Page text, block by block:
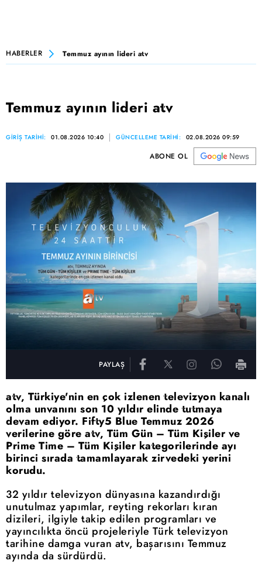
HABERLER Temmuz ayının lideri atv
Temmuz ayının lideri atv
GİRİŞ TARİHİ: 01.08.2026 10:40 GÜNCELLEME TARİHİ: 02.08.2026 09:59
ABONE OL
PAYLAŞ
atv, Türkiye'nin en çok izlenen televizyon kanalı
olma unvanını son 10 yıldır elinde tutmaya
devam ediyor. Fifty5 Blue Temmuz 2026
verilerine göre atv, Tüm Gün – Tüm Kişiler ve
Prime Time – Tüm Kişiler kategorilerinde ayı
birinci sırada tamamlayarak zirvedeki yerini
korudu.
32 yıldır televizyon dünyasına kazandırdığı
unutulmaz yapımlar, reyting rekorları kıran
dizileri, ilgiyle takip edilen programları ve
yayıncılıkta öncü projeleriyle Türk televizyon
tarihine damga vuran atv, başarısını Temmuz
ayında da sürdürdü.